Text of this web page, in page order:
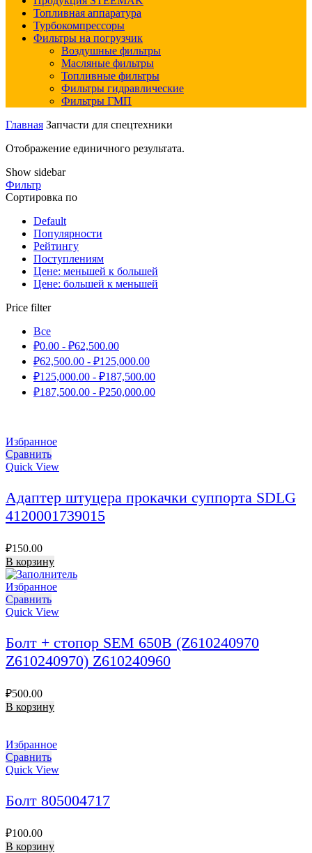
Топливная аппаратура
Турбокомпрессоры
Фильтры на погрузчик
Воздушные фильтры
Масляные фильтры
Топливные фильтры
Фильтры гидравлические
Фильтры ГМП
Главная Запчасти для спецтехники
Отображение единичного результата.
Show sidebar
Фильтр
Сортировка по
Default
Популярности
Рейтингу
Поступлениям
Цене: меньшей к большей
Цене: большей к меньшей
Price filter
Все
₽0.00 - ₽62,500.00
₽62,500.00 - ₽125,000.00
₽125,000.00 - ₽187,500.00
₽187,500.00 - ₽250,000.00
Избранное
Сравнить
Quick View
Адаптер штуцера прокачки суппорта SDLG
4120001739015
₽150.00
В корзину
Избранное
Сравнить
Quick View
Болт + стопор SEM 650B (Z610240970
Z610240970) Z610240960
₽500.00
В корзину
Избранное
Сравнить
Quick View
Болт 805004717
₽100.00
В корзину